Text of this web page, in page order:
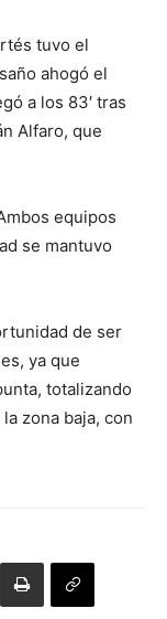
tuvo el
ahogó el
a los 83′ tras
Alfaro, que
equipos
se mantuvo
de ser
ya que
totalizando
zona baja, con